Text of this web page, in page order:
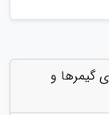
گیمرها و